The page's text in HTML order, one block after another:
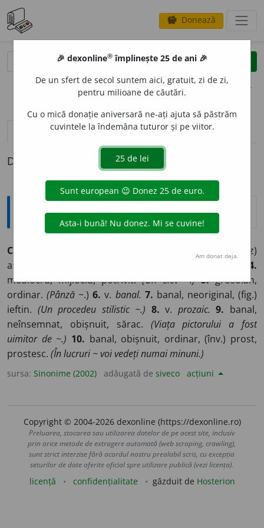
savings Donează
clear
opțiuni
definiții (1) pronunțievolume_up (50)
Definiția cu ID-ul 178512:
Sinonime
COM
(ieșit din uz)
apelativ.
4.
mediocru, mijlociu, potrivit.(Un elev ~.) 5.grosolan,
ordinar.(Pânză ~.)6. v. banal. 7. banal, neoriginal, (fig.)
ieftin. (Un procedeu stilistic ~.) 8. v. prozaic. 9. banal,
neînsemnat, obișnuit, sărac. (Viața pictorului a fost
uimitor de ~.) 10. banal, obișnuit, ordinar, (înv.) prost,
prostesc. (În lucruri ~ voi vedeți numai minuni.)
sursa: Sinonime (2002) adăugată de siveco acțiuni
Copyright © 2004-2026 dexonline (https://dexonline.ro)
Preluarea, stocarea sau utilizarea datelor de pe acest site, inclusiv
prin orice metode de extragere automată (web scraping, crawling),
sunt strict interzise fără acordul nostru prealabil scris, cu excepția
seturilor de date oferite oficial spre utilizare publică (vezi licența).
licență confidențialitate găzduit de Hosterion
🎉 dexonline® împlinește 25 de ani 🎉
De un sfert de secol suntem aici, gratuit, zi de zi,
pentru milioane de căutări.
Cu o mică donație aniversară ne-ați ajuta să păstrăm
cuvintele la îndemâna tuturor și pe viitor.
Am donat deja.